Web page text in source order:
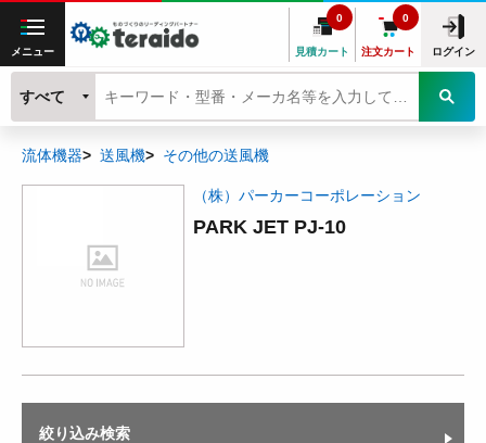
メニュー 見積カート
0
注文カート
0
ログイン
すべて
流体機器 送風機 その他の送風機
（株）パーカーコーポレーション
PARK JET PJ-10
絞り込み検索